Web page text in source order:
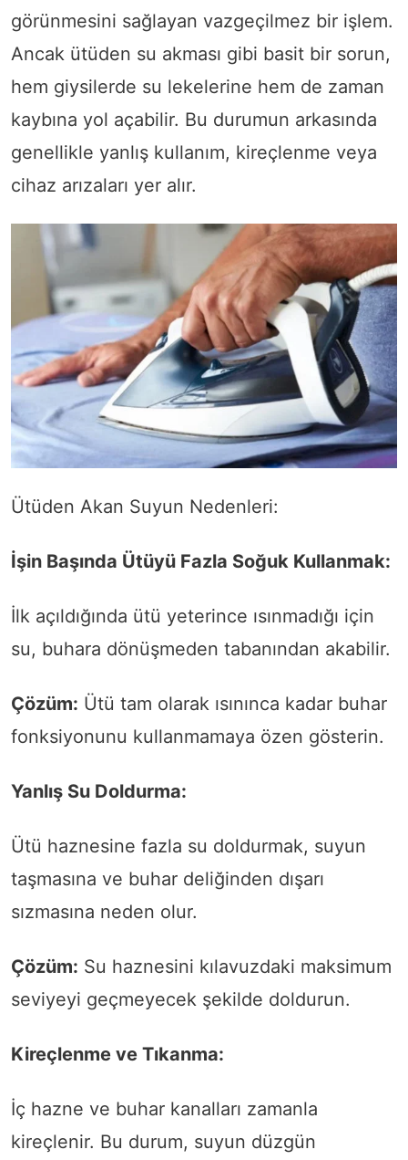
görünmesini sağlayan vazgeçilmez bir işlem.
Ancak ütüden su akması gibi basit bir sorun,
hem giysilerde su lekelerine hem de zaman
kaybına yol açabilir. Bu durumun arkasında
genellikle yanlış kullanım, kireçlenme veya
cihaz arızaları yer alır.
Ütüden Akan Suyun Nedenleri:
İşin Başında Ütüyü Fazla Soğuk Kullanmak:
İlk açıldığında ütü yeterince ısınmadığı için
su, buhara dönüşmeden tabanından akabilir.
Çözüm: Ütü tam olarak ısınınca kadar buhar
fonksiyonunu kullanmamaya özen gösterin.
Yanlış Su Doldurma:
Ütü haznesine fazla su doldurmak, suyun
taşmasına ve buhar deliğinden dışarı
sızmasına neden olur.
Çözüm: Su haznesini kılavuzdaki maksimum
seviyeyi geçmeyecek şekilde doldurun.
Kireçlenme ve Tıkanma:
İç hazne ve buhar kanalları zamanla
kireçlenir. Bu durum, suyun düzgün